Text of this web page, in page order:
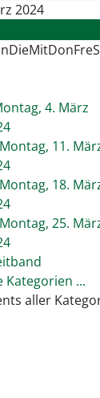
2024
DieMitDonFre
4. März
Montag, 11.
Montag, 18.
Montag, 25.
Kategorien ...
aller